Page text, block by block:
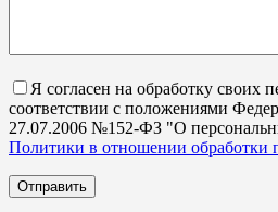
Я согласен на обработку своих
соответствии с положениями
27.07.2006 №152-ФЗ "О
Политики в отношении обработки